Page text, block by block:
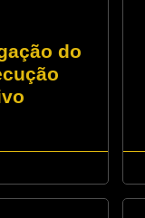
do